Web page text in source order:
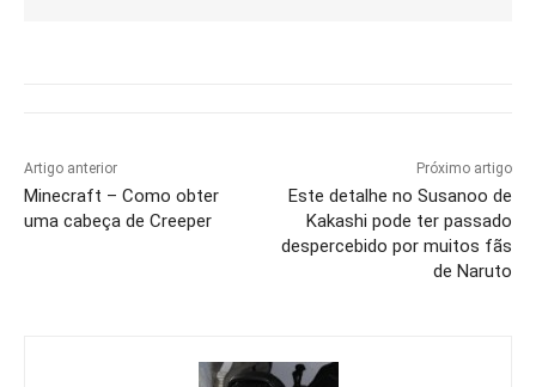
Artigo anterior
Minecraft – Como obter
uma cabeça de Creeper
Próximo artigo
Este detalhe no Susanoo de
Kakashi pode ter passado
despercebido por muitos fãs
de Naruto